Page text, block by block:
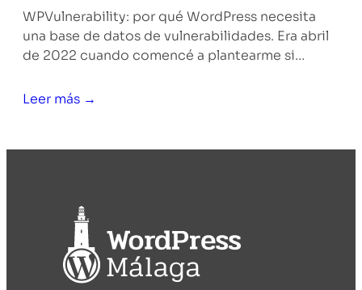
WPVulnerability: por qué WordPress necesita
una base de datos de vulnerabilidades. Era abril
de 2022 cuando comencé a plantearme si…
Leer más →